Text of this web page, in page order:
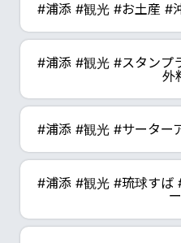
#浦添 #観光 #お土産 #
#浦添 #観光 #スタンプ
外
#浦添 #観光 #サーター
#浦添 #観光 #琉球すば